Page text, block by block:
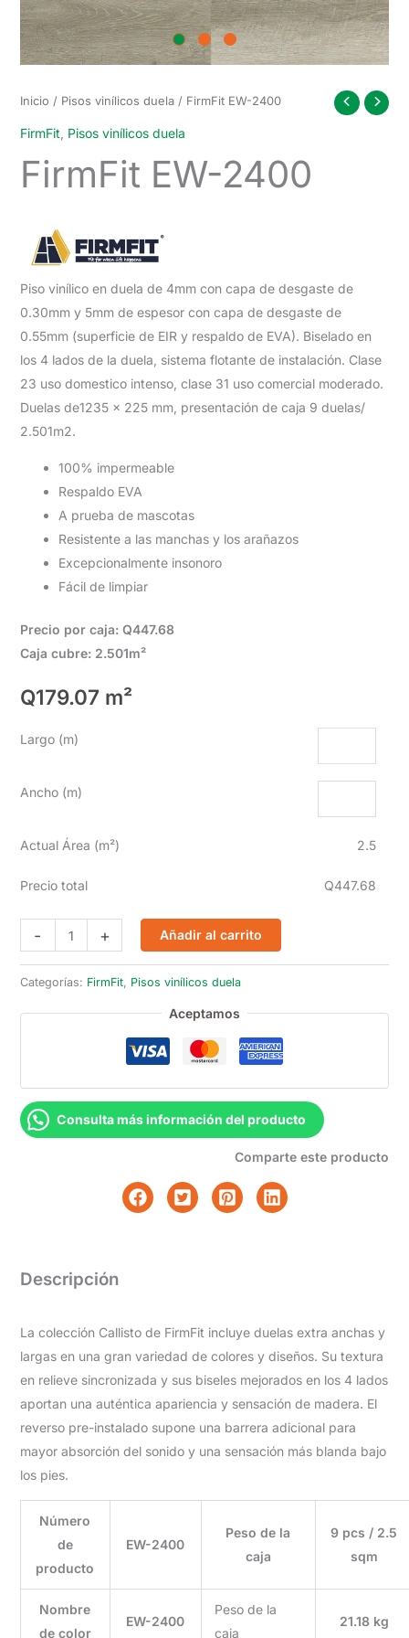
Inicio / Pisos vinílicos duela/ FirmFit EW-2400
FirmFit Pisos vinílicos duela
FirmFit EW-2400
Piso vinílico en duela de 4mm con capa de desgaste de
0.30mm y 5mm de espesor con capa de desgaste de
0.55mm (superficie de EIR y respaldo de EVA). Biselado en
los 4 lados de la duela, sistema flotante de instalación. Clase
23 uso domestico intenso, clase 31 uso comercial moderado.
Duelas de1235 x 225 mm, presentación de caja 9 duelas/
2.501m2.
100% impermeable
Respaldo EVA
A prueba de mascotas
Resistente a las manchas y los arañazos
Excepcionalmente insonoro
Fácil de limpiar
Precio por caja: Q447.68
Caja cubre: 2.501m²
Q179.07 m²
Largo (m)
Ancho (m)
Actual Área (m²) 2.5
Precio total Q447.68
-
EW-
2400
+ Añadir al carrito
Categorías: FirmFit, Pisos vinílicos duela
Aceptamos
Consulta más información del producto
Comparte este producto
Descripción
La colección Callisto de FirmFit incluye duelas extra anchas y
largas en una gran variedad de colores y diseños. Su textura
en relieve sincronizada y sus biseles mejorados en los 4 lados
aportan una auténtica apariencia y sensación de madera. El
reverso pre-instalado supone una barrera adicional para
mayor absorción del sonido y una sensación más blanda bajo
los pies.
Número
de
producto
EW-2400
Peso de la
caja
9 pcs / 2.5
sqm
Nombre
de color
EW-2400
Peso de la
caja
21.18 kg